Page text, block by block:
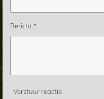
Bericht *
Verstuur reactie